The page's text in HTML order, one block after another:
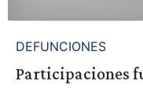
DEFUNCIONES
Participaciones